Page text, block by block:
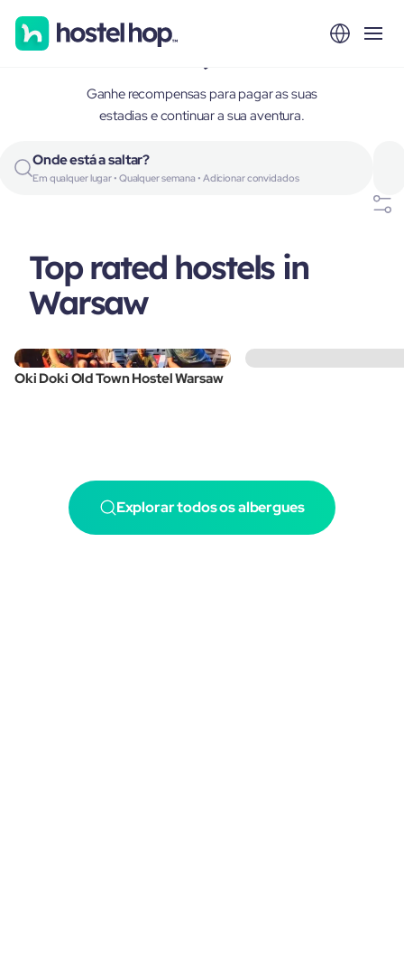
Warsaw, Poland
Ganhe recompensas para pagar as suas
estadias e continuar a sua aventura.
Onde está a saltar?
Em qualquer lugar • Qualquer semana • Adicionar convidados
Top rated hostels in
Warsaw
Oki Doki Old Town Hostel Warsaw
Explorar todos os albergues